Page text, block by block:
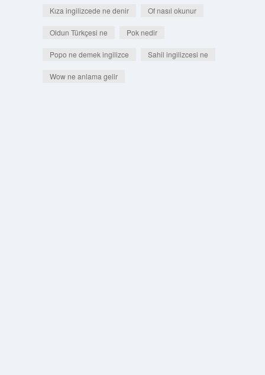
Kıza ingilizcede ne denir Of nasıl okunur
Oldun Türkçesi ne Pok nedir
Popo ne demek ingilizce Sahil ingilizcesi ne
Wow ne anlama gelir